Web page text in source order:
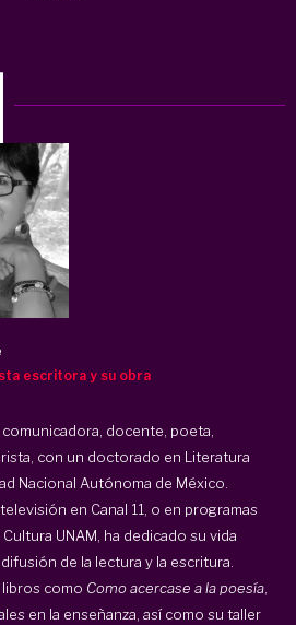
escritora y su obra
docente, poeta,
con un doctorado en Literatura
Nacional Autónoma de México.
en Canal 11, o en programas
UNAM, ha dedicado su vida
de la lectura y la escritura.
como Como acercase a la poesía
en la enseñanza, así como su taller